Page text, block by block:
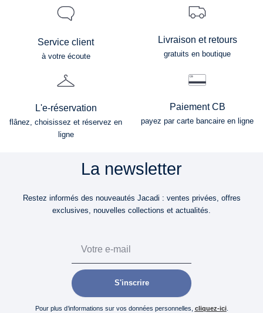
Service client
à votre écoute
Livraison et retours
gratuits en boutique
L'e-réservation
flânez, choisissez et réservez en
ligne
Paiement CB
payez par carte bancaire en ligne
La newsletter
Restez informés des nouveautés Jacadi : ventes privées, offres
exclusives, nouvelles collections et actualités.
S'inscrire
Pour plus d’informations sur vos données personnelles, cliquez-ici.